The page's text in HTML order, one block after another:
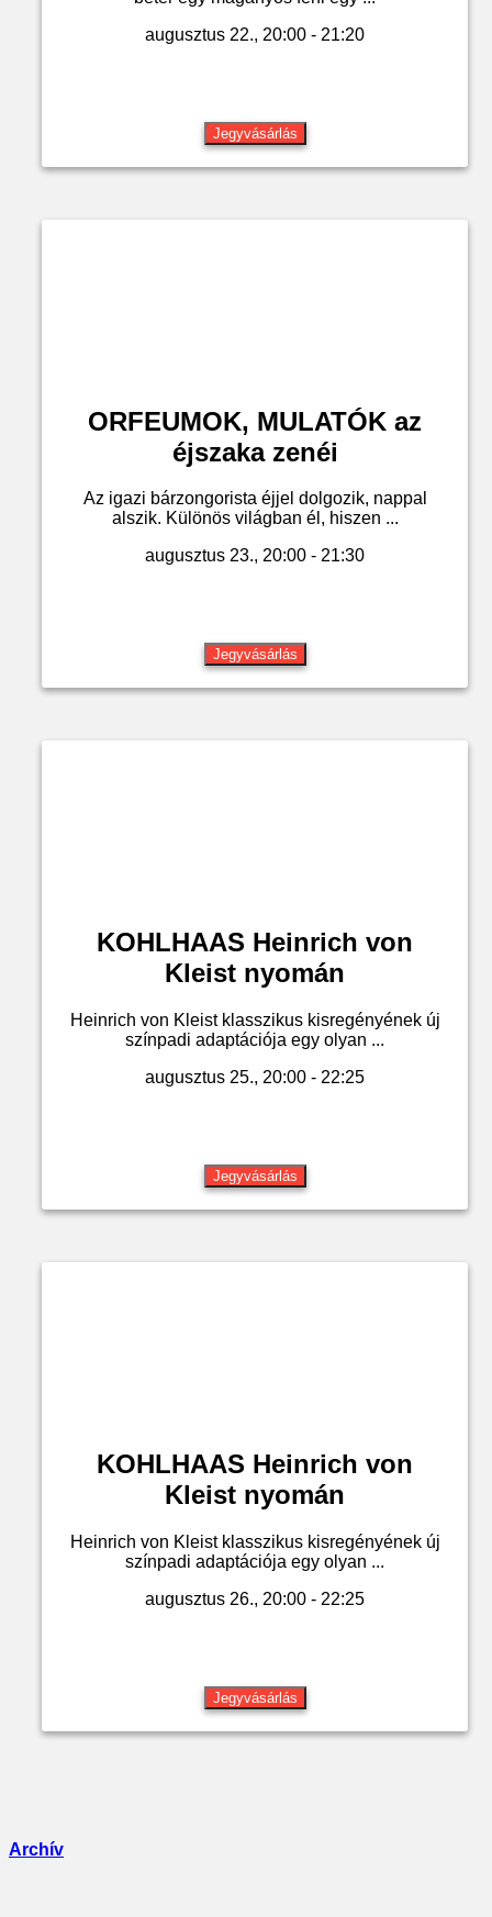
augusztus 22., 20:00 - 21:20
Jegyvásárlás
ORFEUMOK, MULATÓK az
éjszaka zenéi
Az igazi bárzongorista éjjel dolgozik, nappal
alszik. Különös világban él, hiszen ...
augusztus 23., 20:00 - 21:30
Jegyvásárlás
KOHLHAAS Heinrich von
Kleist nyomán
Heinrich von Kleist klasszikus kisregényének új
színpadi adaptációja egy olyan ...
augusztus 25., 20:00 - 22:25
Jegyvásárlás
KOHLHAAS Heinrich von
Kleist nyomán
Heinrich von Kleist klasszikus kisregényének új
színpadi adaptációja egy olyan ...
augusztus 26., 20:00 - 22:25
Jegyvásárlás
Archív